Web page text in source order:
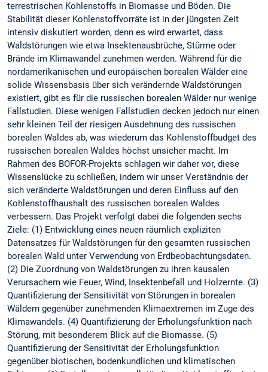
terrestrischen Kohlenstoffs in Biomasse und Böden. Die
Stabilität dieser Kohlenstoffvorräte ist in der jüngsten Zeit
intensiv diskutiert worden, denn es wird erwartet, dass
Waldstörungen wie etwa Insektenausbrüche, Stürme oder
Brände im Klimawandel zunehmen werden. Während für die
nordamerikanischen und europäischen borealen Wälder eine
solide Wissensbasis über sich verändernde Waldstörungen
existiert, gibt es für die russischen borealen Wälder nur wenige
Fallstudien. Diese wenigen Fallstudien decken jedoch nur einen
sehr kleinen Teil der riesigen Ausdehnung des russischen
borealen Waldes ab, was wiederum das Kohlenstoffbudget des
russischen borealen Waldes höchst unsicher macht. Im
Rahmen des BOFOR-Projekts schlagen wir daher vor, diese
Wissenslücke zu schließen, indem wir unser Verständnis der
sich veränderte Waldstörungen und deren Einfluss auf den
Kohlenstoffhaushalt des russischen borealen Waldes
verbessern. Das Projekt verfolgt dabei die folgenden sechs
Ziele: (1) Entwicklung eines neuen räumlich expliziten
Datensatzes für Waldstörungen für den gesamten russischen
borealen Wald unter Verwendung von Erdbeobachtungsdaten.
(2) Die Zuordnung von Waldstörungen zu ihren kausalen
Verursachern wie Feuer, Wind, Insektenbefall und Holzernte. (3)
Quantifizierung der Sensitivität von Störungen in borealen
Wäldern gegenüber zunehmenden Klimaextremen im Zuge des
Klimawandels. (4) Quantifizierung der Erholungsfunktion nach
Störung, mit besonderem Blick auf die Biomasse. (5)
Quantifizierung der Sensitivität der Erholungsfunktion
gegenüber biotischen, bodenkundlichen und klimatischen